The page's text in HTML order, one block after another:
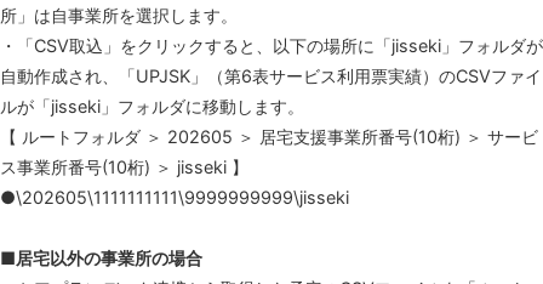
所」は自事業所を選択します。
・「CSV取込」をクリックすると、以下の場所に「jisseki」フォルダが
自動作成され、「UPJSK」（第6表サービス利用票実績）のCSVファイ
ルが「jisseki」フォルダに移動します。
【 ルートフォルダ ＞ 202605 ＞ 居宅支援事業所番号(10桁) ＞ サービ
ス事業所番号(10桁) ＞ jisseki 】
●\202605\1111111111\9999999999\jisseki
■居宅以外の事業所の場合